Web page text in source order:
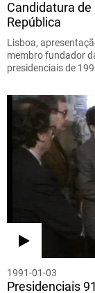
Candidatura
República
Lisboa,
membro fundador
presidenciais de
1991-01-03
Presidenciais